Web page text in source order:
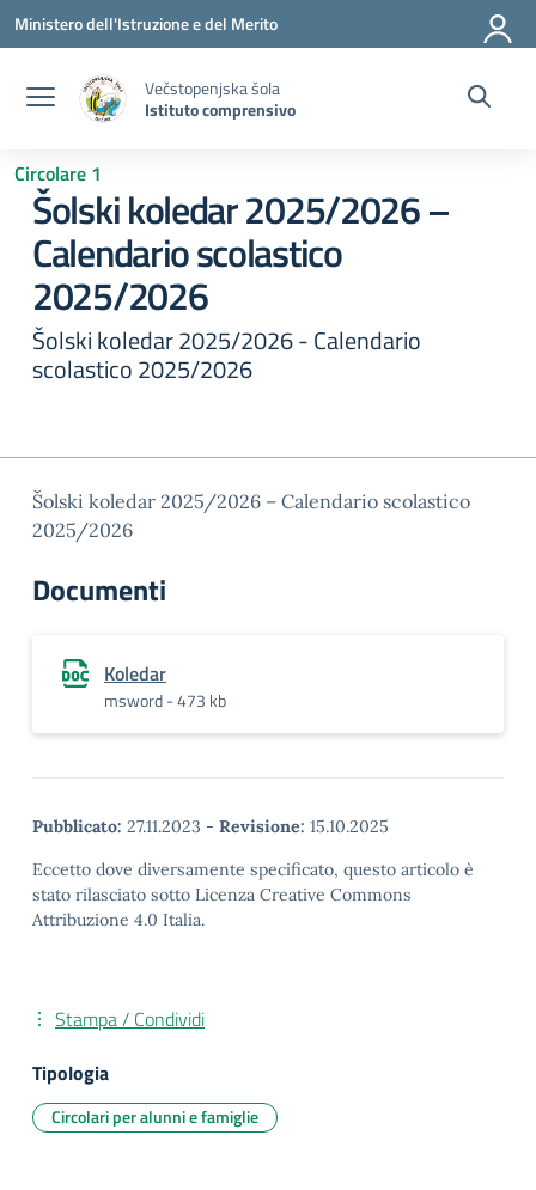
Vai ai contenuti
Vai al menu di navigazione
Vai al footer
Ministero dell'Istruzione e del Merito
Večstopenjska šola
Istituto comprensivo
Circolare 1
Šolski koledar 2025/2026 –
Calendario scolastico
2025/2026
Šolski koledar 2025/2026 - Calendario
scolastico 2025/2026
Šolski koledar 2025/2026 – Calendario scolastico
2025/2026
Documenti
Koledar
msword - 473 kb
Pubblicato: 27.11.2023 - Revisione: 15.10.2025
Eccetto dove diversamente specificato, questo articolo è
stato rilasciato sotto Licenza Creative Commons
Attribuzione 4.0 Italia.
Stampa / Condividi
Tipologia
Circolari per alunni e famiglie